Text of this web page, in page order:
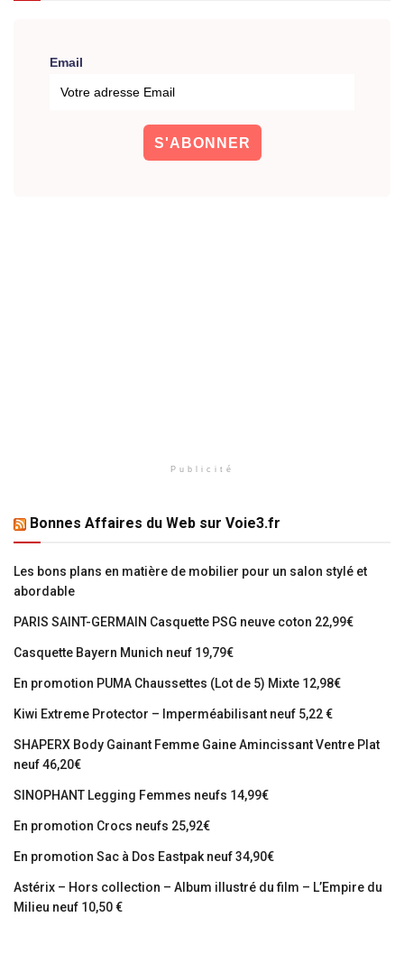
Email
Publicité
Bonnes Affaires du Web sur Voie3.fr
Les bons plans en matière de mobilier pour un salon stylé et
abordable
PARIS SAINT-GERMAIN Casquette PSG neuve coton 22,99€
Casquette Bayern Munich neuf 19,79€
En promotion PUMA Chaussettes (Lot de 5) Mixte 12,98€
Kiwi Extreme Protector – Imperméabilisant neuf 5,22 €
SHAPERX Body Gainant Femme Gaine Amincissant Ventre Plat
neuf 46,20€
SINOPHANT Legging Femmes neufs 14,99€
En promotion Crocs neufs 25,92€
En promotion Sac à Dos Eastpak neuf 34,90€
Astérix – Hors collection – Album illustré du film – L’Empire du
Milieu neuf 10,50 €